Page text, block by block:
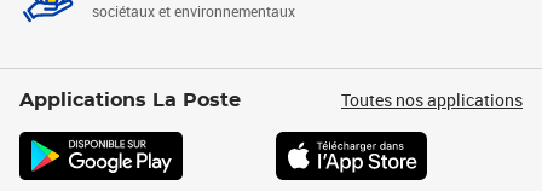
sociétaux et environnementaux
Applications La Poste Toutes nos applications